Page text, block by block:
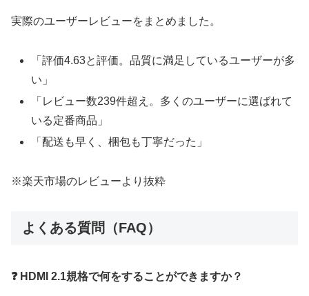
実際のユーザーレビューをまとめました。
「評価4.63と評価。品質に満足しているユーザーが多
い」
「レビュー数239件超え。多くのユーザーに選ばれて
いる定番商品」
「配送も早く、梱包も丁寧だった」
※楽天市場のレビューより抜粋
よくある質問（FAQ）
❓ HDMI 2.1規格で何をすることができますか？